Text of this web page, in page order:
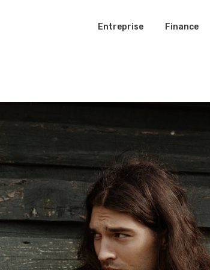
Entreprise Finance